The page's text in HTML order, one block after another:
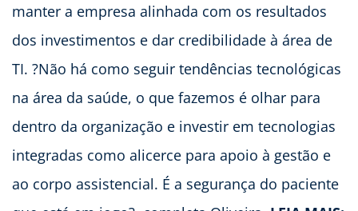
manter a empresa alinhada com os resultados
dos investimentos e dar credibilidade à área de
TI. ?Não há como seguir tendências tecnológicas
na área da saúde, o que fazemos é olhar para
dentro da organização e investir em tecnologias
integradas como alicerce para apoio à gestão e
ao corpo assistencial. É a segurança do paciente